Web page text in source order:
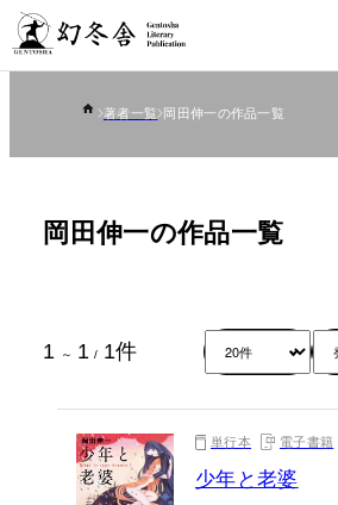
著者一覧 岡田伸一の作品一覧
岡田伸一の作品一覧
1 ～ 1 / 1件
単行本 電子書籍
少年と老婆